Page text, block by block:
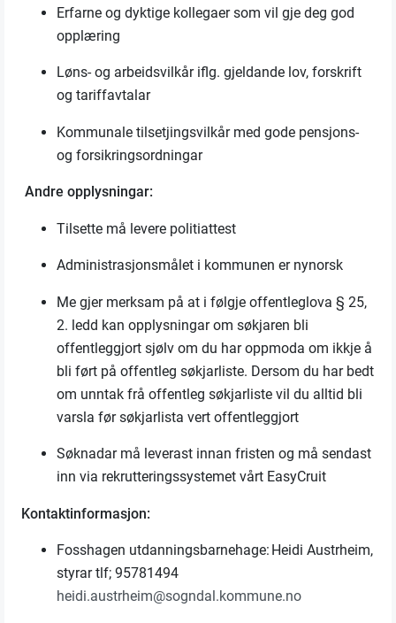
Erfarne og dyktige kollegaer som vil gje deg god
opplæring
Løns- og arbeidsvilkår iflg. gjeldande lov, forskrift
og tariffavtalar
Kommunale tilsetjingsvilkår med gode pensjons-
og forsikringsordningar
Andre opplysningar:
Tilsette må levere politiattest
Administrasjonsmålet i kommunen er nynorsk
Me gjer merksam på at i følgje offentleglova § 25,
2. ledd kan opplysningar om søkjaren bli
offentleggjort sjølv om du har oppmoda om ikkje å
bli ført på offentleg søkjarliste. Dersom du har bedt
om unntak frå offentleg søkjarliste vil du alltid bli
varsla før søkjarlista vert offentleggjort
Søknadar må leverast innan fristen og må sendast
inn via rekrutteringssystemet vårt EasyCruit
Kontaktinformasjon:
Fosshagen utdanningsbarnehage: Heidi Austrheim,
styrartlf;95781494
heidi.austrheim@sogndal.kommune.no